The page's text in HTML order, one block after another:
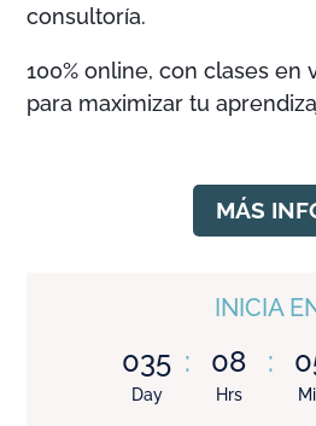
consultoría.
100% online, con clases en
para maximizar tu
MÁS
INICIA
035
Day
: 08
Hrs
: